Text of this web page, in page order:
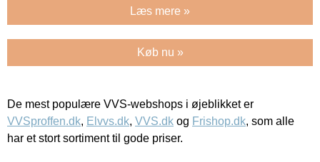
Læs mere »
Køb nu »
De mest populære VVS-webshops i øjeblikket er
VVSproffen.dk, Elvvs.dk, VVS.dk og Frishop.dk, som alle
har et stort sortiment til gode priser.